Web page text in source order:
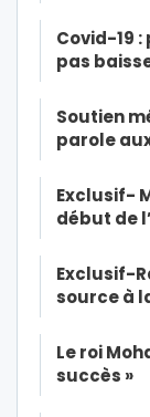
Covid-19
pas
Soutien
parole
Exclusif-
début de
Exclusif-
source à
Le roi
succès »